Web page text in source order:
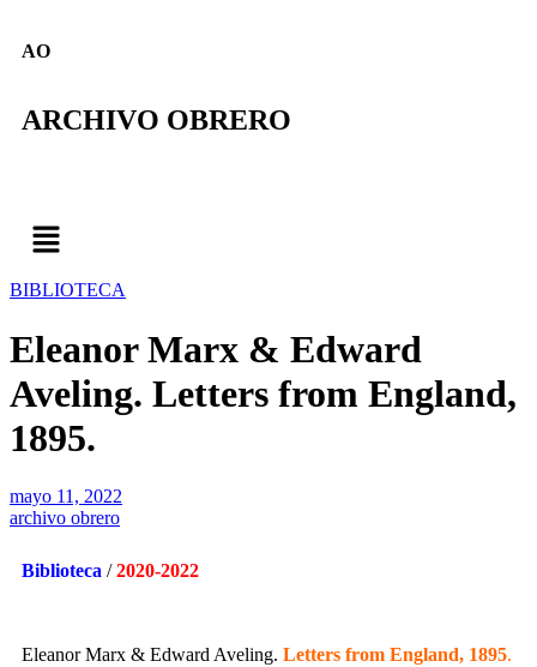
AO
ARCHIVO OBRERO
BIBLIOTECA
Eleanor Marx & Edward
Aveling. Letters from England,
1895.
mayo 11, 2022
archivo obrero
Biblioteca /2020-2022
Eleanor Marx & Edward Aveling. Letters from England, 1895.